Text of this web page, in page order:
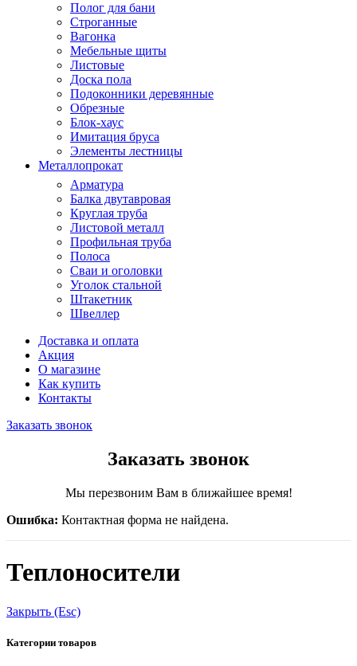
Полог для бани
Строганные
Вагонка
Мебельные щиты
Листовые
Доска пола
Подоконники деревянные
Обрезные
Блок-хаус
Имитация бруса
Элементы лестницы
Металлопрокат
Арматура
Балка двутавровая
Круглая труба
Листовой металл
Профильная труба
Полоса
Сваи и оголовки
Уголок стальной
Штакетник
Швеллер
Доставка и оплата
Акция
О магазине
Как купить
Контакты
Заказать звонок
Заказать звонок
Мы перезвоним Вам в ближайшее время!
Ошибка: Контактная форма не найдена.
Теплоносители
Закрыть (Esc)
Категории товаров